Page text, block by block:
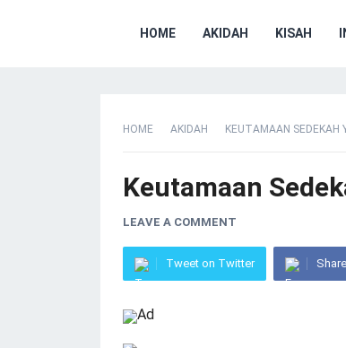
HOME AKIDAH KISAH
HOME AKIDAH KEUTAMAAN SEDEKAH
Keutamaan
LEAVE A COMMENT
Tweet on Twitter